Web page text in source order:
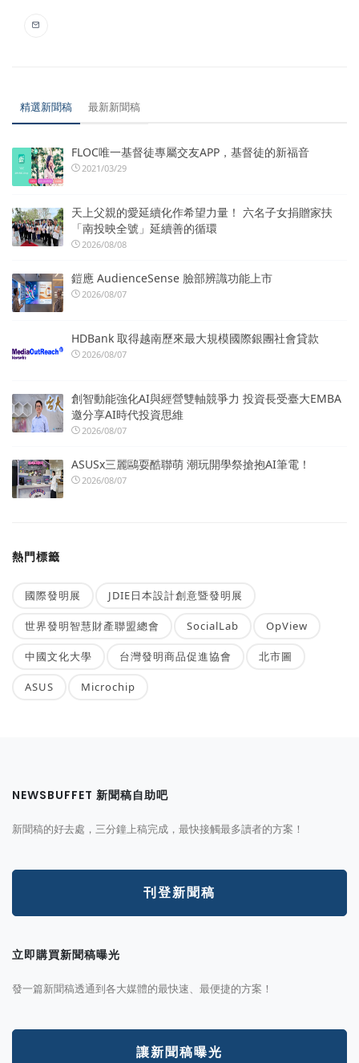
精選新聞稿 最新新聞稿
FLOC唯一基督徒專屬交友APP，基督徒的新福音
2021/03/29
天上父親的愛延續化作希望力量！ 六名子女捐贈家扶
「南投映全號」延續善的循環
2026/08/08
鎧應 AudienceSense 臉部辨識功能上市
2026/08/07
HDBank 取得越南歷來最大規模國際銀團社會貸款
2026/08/07
創智動能強化AI與經營雙軸競爭力 投資長受臺大EMBA
邀分享AI時代投資思維
2026/08/07
ASUSx三麗鷗耍酷聯萌 潮玩開學祭搶抱AI筆電！
2026/08/07
熱門標籤
國際發明展 JDIE日本設計創意暨發明展
世界發明智慧財產聯盟總會 SocialLab OpView
中國文化大學 台灣發明商品促進協會 北市圖
ASUS Microchip
NEWSBUFFET 新聞稿自助吧
新聞稿的好去處，三分鐘上稿完成，最快接觸最多讀者的方案！
刊登新聞稿
立即購買新聞稿曝光
發一篇新聞稿透通到各大媒體的最快速、最便捷的方案！
讓新聞稿曝光